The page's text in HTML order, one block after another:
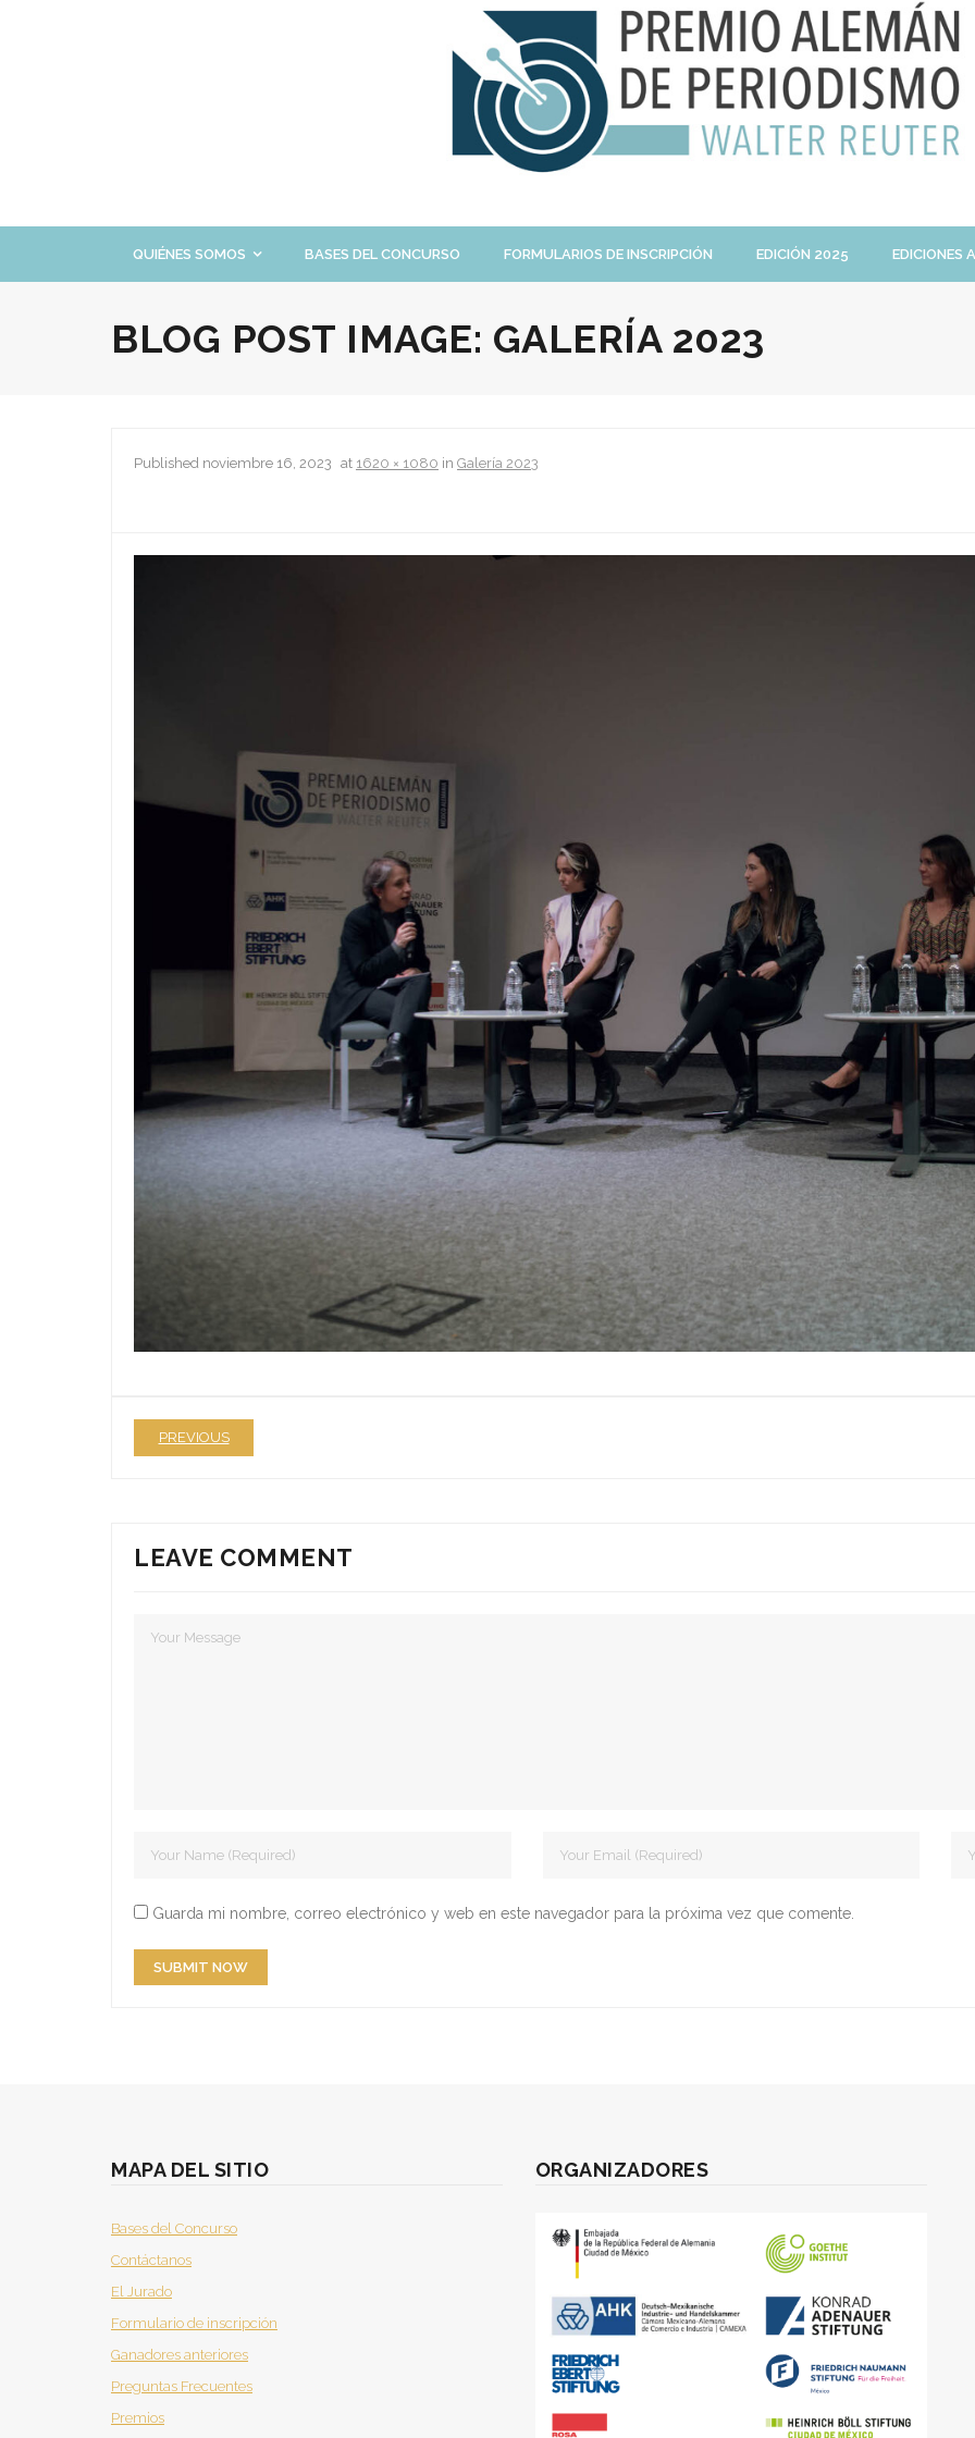
QUIÉNES SOMOS BASES DEL CONCURSO FORMULARIOS DE INSCRIPCIÓN EDICIÓN 2025 EDICIONES
BLOG POST IMAGE: GALERÍA 2023
Published noviembre 16, 2023 at 1620 × 1080 in Galería 2023
PREVIOUS
LEAVE COMMENT
Guarda mi nombre, correo electrónico y web en este navegador para la próxima vez que comente.
MAPA DEL SITIO
Bases del Concurso
Contáctanos
El Jurado
Formulario de inscripción
Ganadores anteriores
Preguntas Frecuentes
Premios
ORGANIZADORES